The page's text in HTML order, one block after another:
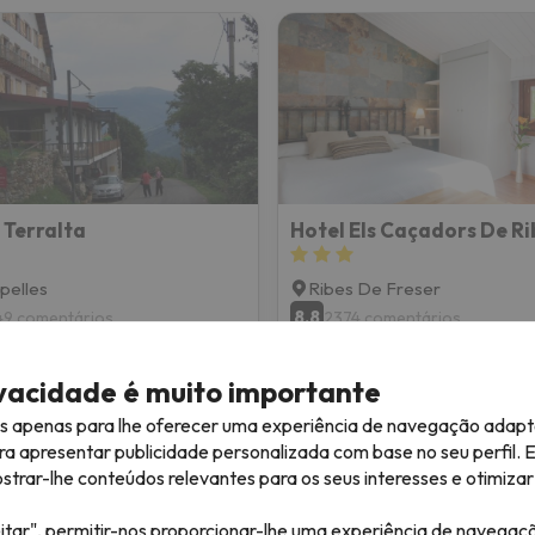
Terralta
comentários
Vall de Núria
117 €/pess.
Hotel Els Caçadors De
Ribes De Freser
8.82374 comentários
Só alojamento
202
é muito importante
apenas para lhe oferecer uma experiência de navegação
apresentar publicidade personalizada com base no seu perfil.
lhe conteúdos relevantes para os seus interesses e
permitir-nos proporcionar-lhe uma experiência de